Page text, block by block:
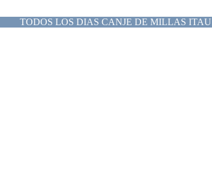
TODOS LOS DIAS CANJE DE MILLAS ITAU